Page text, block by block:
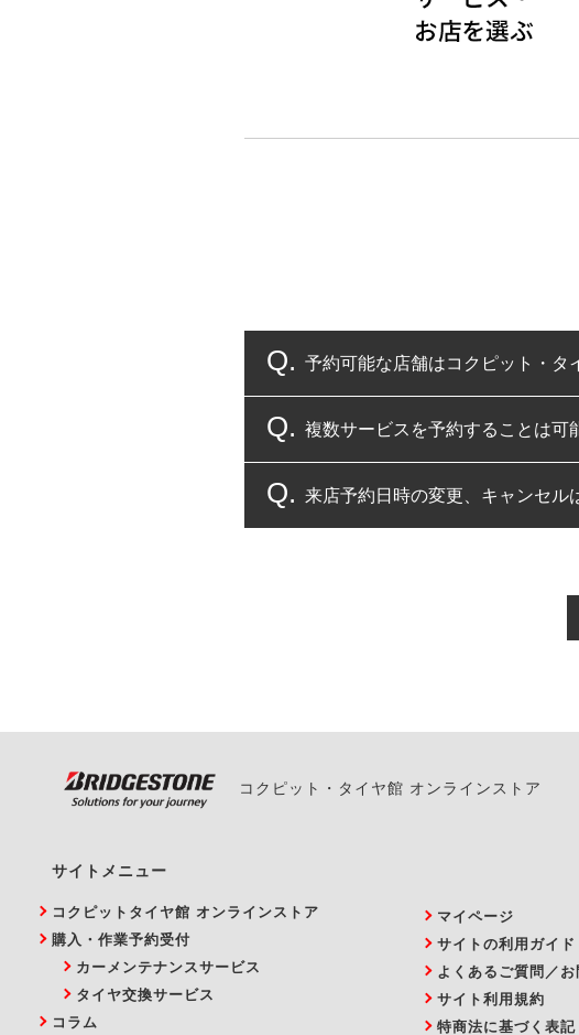
予約可能な店舗はコクピット・タ
コクピット・タイヤ館のみとなり
複数サービスを予約することは可
複数サービスのご予約は可能です
来店予約日時の変更、キャンセル
また、やむを得ない事由により
コクピット・タイヤ館 オンラインストア
サイトメニュー
コクピットタイヤ館 オンラインストア
購入・作業予約受付
カーメンテナンスサービス
タイヤ交換サービス
コラム
マイページ
サイトの利用ガイド
よくあるご質問／お
サイト利用規約
特商法に基づく表記